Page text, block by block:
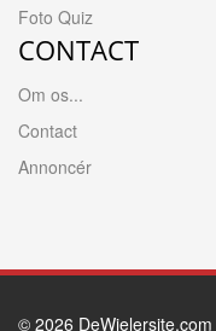
Foto Quiz
CONTACT
Om os...
Contact
Annoncér
© 2026 DeWielersite.com